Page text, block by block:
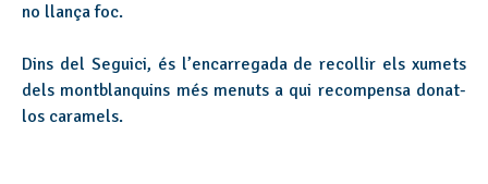
no llança foc.
Dins del Seguici, és l’encarregada de recollir els xumets
dels montblanquins més menuts a qui recompensa donat-
los caramels.